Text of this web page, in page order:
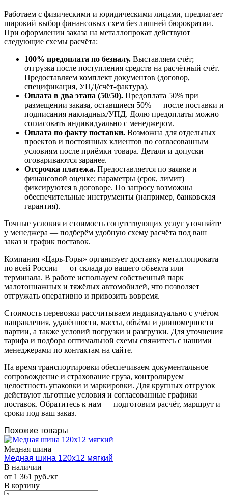
Работаем с физическими и юридическими лицами, предлагает
широкий выбор финансовых схем без лишней бюрократии.
При оформлении заказа на металлопрокат действуют
следующие схемы расчёта:
100% предоплата по безналу. Выставляем счёт;
отгрузка после поступления средств на расчётный счёт.
Предоставляем комплект документов (договор,
спецификация, УПД/счёт-фактура).
Оплата в два этапа (50/50). Предоплата 50% при
размещении заказа, оставшиеся 50% — после поставки и
подписания накладных/УПД. Долю предоплаты можно
согласовать индивидуально с менеджером.
Оплата по факту поставки. Возможна для отдельных
проектов и постоянных клиентов по согласованным
условиям после приёмки товара. Детали и допуски
оговариваются заранее.
Отсрочка платежа. Предоставляется по заявке и
финансовой оценке; параметры (срок, лимит)
фиксируются в договоре. По запросу возможны
обеспечительные инструменты (например, банковская
гарантия).
Точные условия и стоимость сопутствующих услуг уточняйте
у менеджера — подберём удобную схему расчёта под ваш
заказ и график поставок.
Компания «Царь-Горы» организует доставку металлопроката
по всей России — от склада до вашего объекта или
терминала. В работе используем собственный парк
малотоннажных и тяжёлых автомобилей, что позволяет
отгружать оперативно и привозить вовремя.
Стоимость перевозки рассчитываем индивидуально с учётом
направления, удалённости, массы, объёма и длиномерности
партии, а также условий погрузки и разгрузки. Для уточнения
тарифа и подбора оптимальной схемы свяжитесь с нашими
менеджерами по контактам на сайте.
На время транспортировки обеспечиваем документальное
сопровождение и страхование груза, контролируем
целостность упаковки и маркировки. Для крупных отгрузок
действуют льготные условия и согласованные графики
поставок. Обратитесь к нам — подготовим расчёт, маршрут и
сроки под ваш заказ.
Похожие товары
Медная шина
Медная шина 120х12 мягкий
В наличии
от 1 361 руб./кг
В корзину